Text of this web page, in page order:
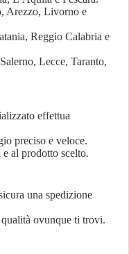
Arezzo, Livorno e
Reggio Calabria e
Lecce, Taranto,
effettua
preciso e veloce.
al prodotto scelto.
una spedizione
ovunque ti trovi.